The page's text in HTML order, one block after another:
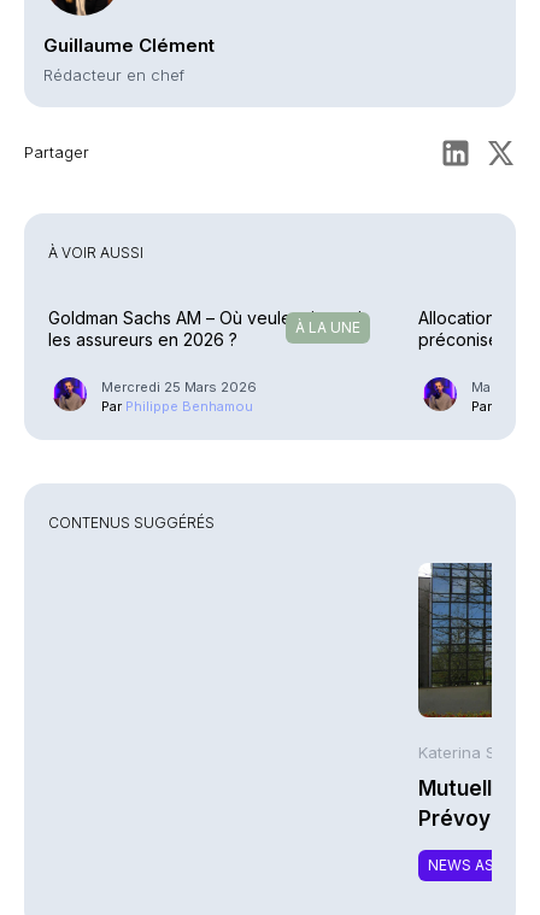
Guillaume Clément
Rédacteur en chef
Partager
À VOIR AUSSI
À LA UNE
Goldman Sachs AM – Où veulent investir
les assureurs en 2026 ?
Mercredi 25 Mars 2026
Par Philippe Benhamou
Allocation –
préconise des
Mardi 27
Par
CONTENUS SUGGÉRÉS
Katerina
Mutuelles :
de la Math
NEWS